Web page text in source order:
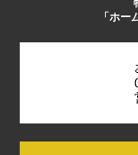
「ホー